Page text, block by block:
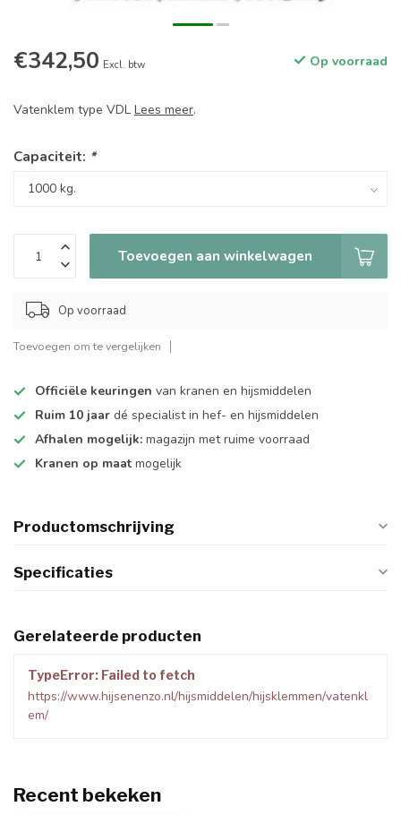
€342,50 Excl. btw Op voorraad
Vatenklem type VDL Lees meer.
Capaciteit: *
Toevoegen aan winkelwagen
Op voorraad
Toevoegen om te vergelijken
Officiële keuringen van kranen en hijsmiddelen
Ruim 10 jaar dé specialist in hef- en hijsmiddelen
Afhalen mogelijk: magazijn met ruime voorraad
Kranen op maat mogelijk
Productomschrijving
Specificaties
Gerelateerde producten
TypeError: Failed to fetch
https://www.hijsenenzo.nl/hijsmiddelen/hijsklemmen/vatenkl
em/
Recent bekeken